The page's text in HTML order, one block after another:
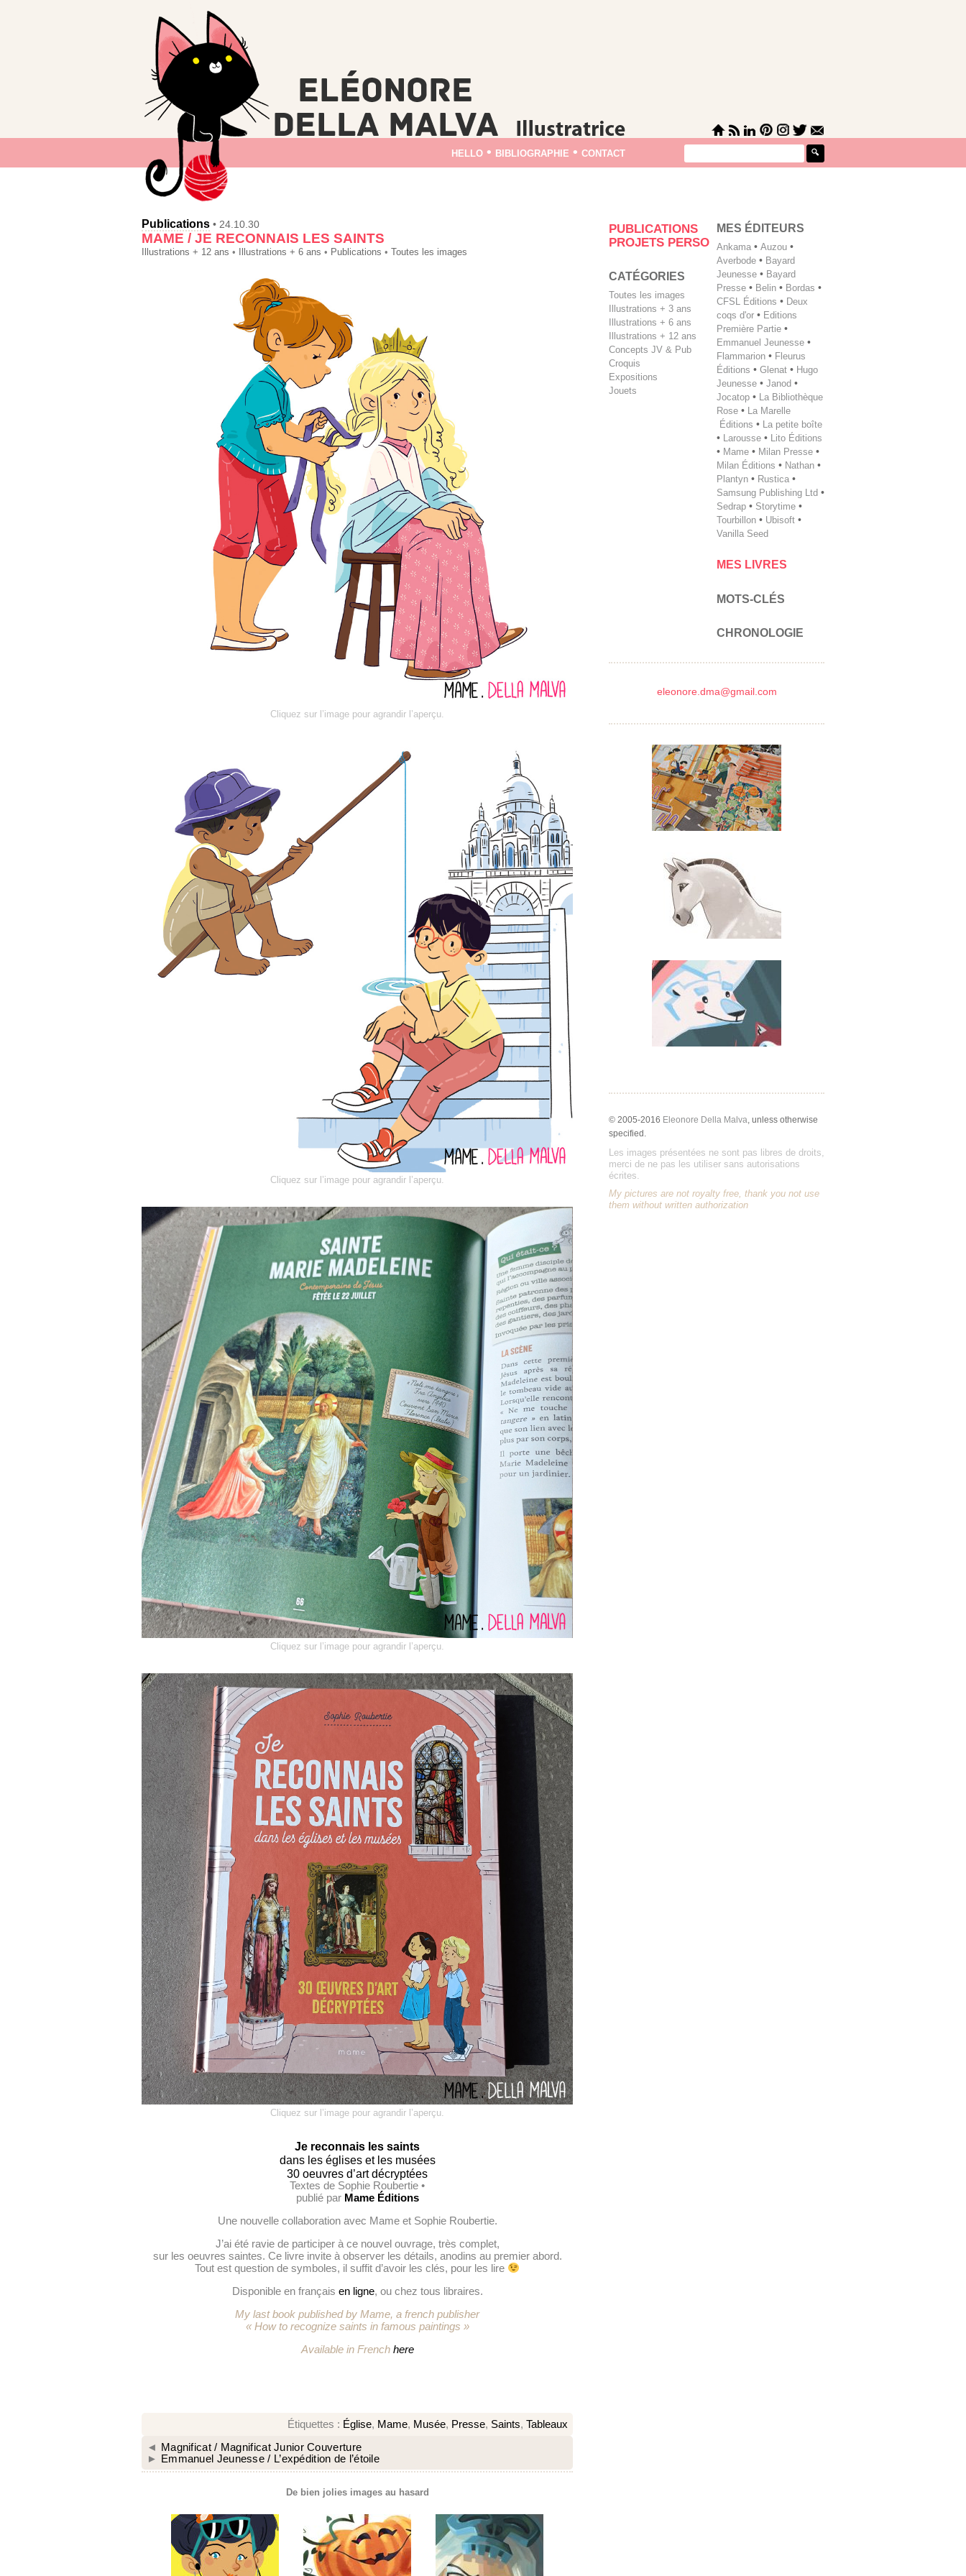
hello • bibliographie • contact
Publications • 24.10.30
MAME / JE RECONNAIS LES SAINTS
Illustrations + 12 ans • Illustrations + 6 ans • Publications • Toutes les images
Cliquez sur l’image pour agrandir l’aperçu.
Cliquez sur l’image pour agrandir l’aperçu.
Cliquez sur l’image pour agrandir l’aperçu.
Cliquez sur l’image pour agrandir l’aperçu.
Je reconnais les saints
dans les églises et les musées
30 oeuvres d’art décryptées
Textes de Sophie Roubertie •
publié par Mame Éditions
Une nouvelle collaboration avec Mame et Sophie Roubertie.
J’ai été ravie de participer à ce nouvel ouvrage, très complet,
sur les oeuvres saintes. Ce livre invite à observer les détails, anodins au premier abord.
Tout est question de symboles, il suffit d’avoir les clés, pour les lire
Disponible en français en ligne, ou chez tous libraires.
My last book published by Mame, a french publisher
« How to recognize saints in famous paintings »
Available in French here
Étiquettes : Église, Mame, Musée, Presse, Saints, Tableaux
◄
Magnificat / Magnificat Junior Couverture
►
Emmanuel Jeunesse / L’expédition de l’étoile
De bien jolies images au hasard
PUBLICATIONS
PROJETS PERSO
CATÉGORIES
Toutes les images
Illustrations + 3 ans
Illustrations + 6 ans
Illustrations + 12 ans
Concepts JV & Pub
Croquis
Expositions
Jouets
MES ÉDITEURS
Ankama • Auzou •
Averbode • Bayard
Jeunesse • Bayard
Presse • Belin • Bordas •
CFSL Éditions • Deux
coqs d'or • Editions
Première Partie •
Emmanuel Jeunesse •
Flammarion • Fleurus
Éditions • Glenat • Hugo
Jeunesse • Janod •
Jocatop • La Bibliothèque
Rose • La Marelle
Éditions • La petite boîte
• Larousse • Lito Éditions
• Mame • Milan Presse •
Milan ­Éditions • Nathan •
Plantyn • Rustica •
Samsung Publishing Ltd •
Sedrap • Storytime •
Tourbillon • Ubisoft •
Vanilla Seed
MES LIVRES
MOTS-CLÉS
CHRONOLOGIE
eleonore.dma@gmail.com
© 2005-2016 Eleonore Della Malva , unless otherwise
specified.
Les images présentées ne sont pas libres de droits,
merci de ne pas les utiliser sans autorisations
écrites.
My pictures are not royalty free, thank you not use
them without written authorization